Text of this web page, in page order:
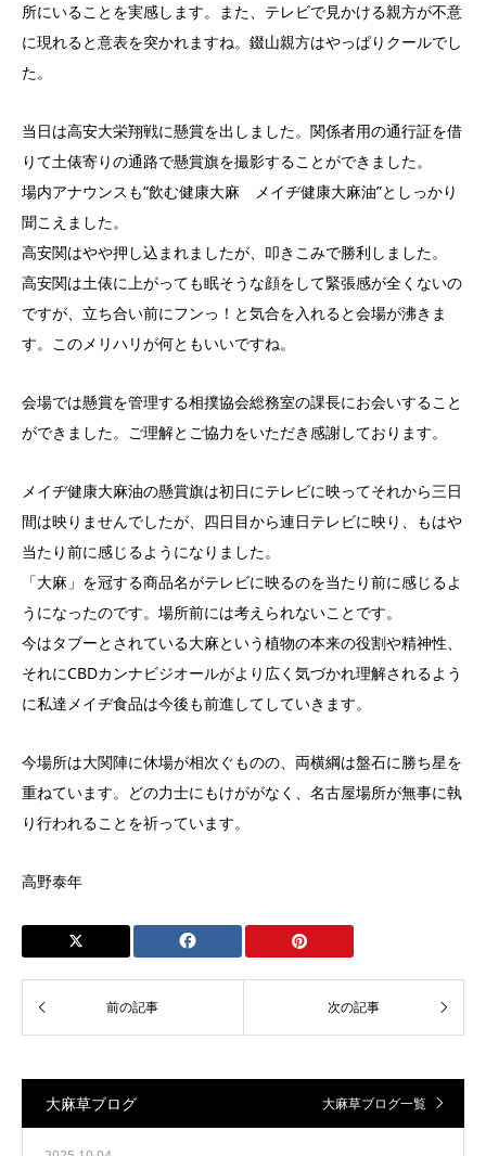
所にいることを実感します。また、テレビで見かける親方が不意
に現れると意表を突かれますね。錣山親方はやっぱりクールでし
た。
当日は高安大栄翔戦に懸賞を出しました。関係者用の通行証を借
りて土俵寄りの通路で懸賞旗を撮影することができました。
場内アナウンスも“飲む健康大麻 メイヂ健康大麻油”としっかり
聞こえました。
高安関はやや押し込まれましたが、叩きこみで勝利しました。
高安関は土俵に上がっても眠そうな顔をして緊張感が全くないの
ですが、立ち合い前にフンっ！と気合を入れると会場が沸きま
す。このメリハリが何ともいいですね。
会場では懸賞を管理する相撲協会総務室の課長にお会いすること
ができました。ご理解とご協力をいただき感謝しております。
メイヂ健康大麻油の懸賞旗は初日にテレビに映ってそれから三日
間は映りませんでしたが、四日目から連日テレビに映り、もはや
当たり前に感じるようになりました。
「大麻」を冠する商品名がテレビに映るのを当たり前に感じるよ
うになったのです。場所前には考えられないことです。
今はタブーとされている大麻という植物の本来の役割や精神性、
それにCBDカンナビジオールがより広く気づかれ理解されるよう
に私達メイヂ食品は今後も前進してしていきます。
今場所は大関陣に休場が相次ぐものの、両横綱は盤石に勝ち星を
重ねています。どの力士にもけががなく、名古屋場所が無事に執
り行われることを祈っています。
高野泰年
大麻草ブログ 大麻草ブログ一覧